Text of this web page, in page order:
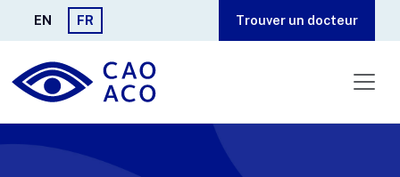
Aller au contenu principal
EN FR Trouver un docteur